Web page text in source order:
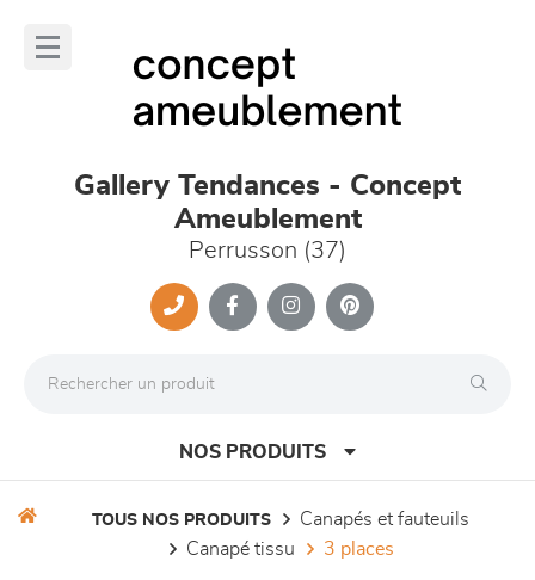
Gallery Tendances - Concept
Ameublement
Perrusson (37)
NOS PRODUITS
TOUS NOS PRODUITS
canapés et fauteuils
canapé tissu
3 places